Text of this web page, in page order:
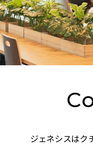
ジェネシスはク